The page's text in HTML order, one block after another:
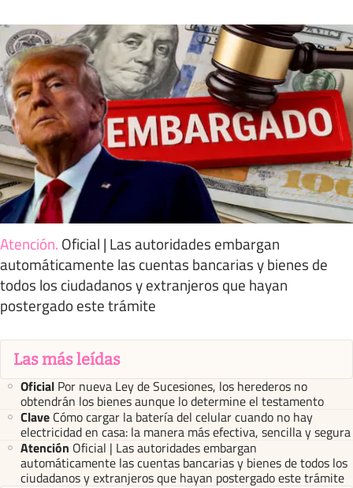
Atención. Oficial | Las autoridades embargan
automáticamente las cuentas bancarias y bienes de
todos los ciudadanos y extranjeros que hayan
postergado este trámite
Las más leídas
Oficial Por nueva Ley de Sucesiones, los herederos no
obtendrán los bienes aunque lo determine el testamento
Clave Cómo cargar la batería del celular cuando no hay
electricidad en casa: la manera más efectiva, sencilla y segura
Atención Oficial | Las autoridades embargan
automáticamente las cuentas bancarias y bienes de todos los
ciudadanos y extranjeros que hayan postergado este trámite